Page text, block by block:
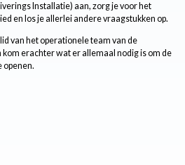
Installatie) aan, zorg je voor het
en los je allerlei andere vraagstukken op.
van het operationele team van de
erachter wat er allemaal nodig is om de
openen.